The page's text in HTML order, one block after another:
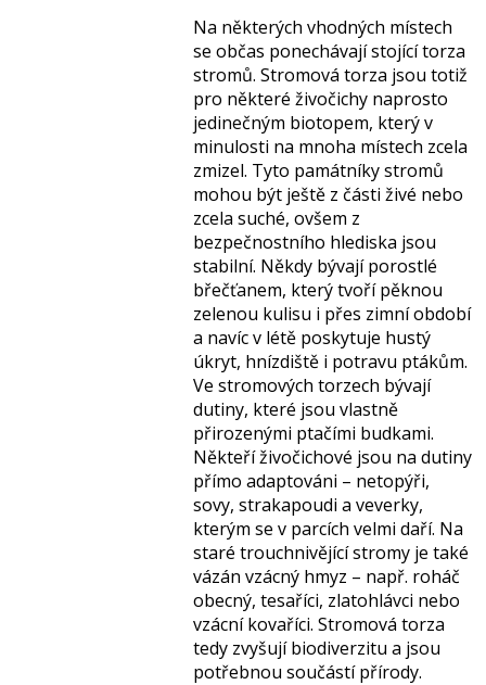
Na některých vhodných místech
se občas ponechávají stojící torza
stromů. Stromová torza jsou totiž
pro některé živočichy naprosto
jedinečným biotopem, který v
minulosti na mnoha místech zcela
zmizel. Tyto památníky stromů
mohou být ještě z části živé nebo
zcela suché, ovšem z
bezpečnostního hlediska jsou
stabilní. Někdy bývají porostlé
břečťanem, který tvoří pěknou
zelenou kulisu i přes zimní období
a navíc v létě poskytuje hustý
úkryt, hnízdiště i potravu ptákům.
Ve stromových torzech bývají
dutiny, které jsou vlastně
přirozenými ptačími budkami.
Někteří živočichové jsou na dutiny
přímo adaptováni – netopýři,
sovy, strakapoudi a veverky,
kterým se v parcích velmi daří. Na
staré trouchnivějící stromy je také
vázán vzácný hmyz – např. roháč
obecný, tesaříci, zlatohlávci nebo
vzácní kovaříci. Stromová torza
tedy zvyšují biodiverzitu a jsou
potřebnou součástí přírody.